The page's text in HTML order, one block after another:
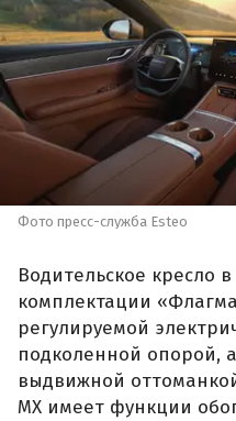
Фото пресс-служба Esteo
Водительское кресло
комплектации
регулируемой
подколенной опорой,
выдвижной
MX имеет функции